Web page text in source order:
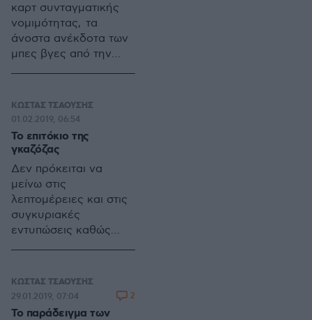
καρτ συνταγματικής
νομιμότητας, τα
άνοστα ανέκδοτα των
μπες βγες από την
βουλευτών για τις
γκαζόζες και τους
κουραμπιέδες
μπορούν σε πείσμα
της πραγματικής ζωής
να φτιάχνουν (ακόμη)
την πολυπόθητη
ατζέντα της
επικαιρότητας.
ΚΩΣΤΑΣ ΤΣΑΟΥΣΗΣ
Το επιτόκιο της
γκαζόζας
Δεν πρόκειται να
μείνω στις
λεπτομέρειες και στις
συγκυριακές
εντυπώσεις καθώς
μέλλοντος μας.
01.02.2019, 06:54
ΚΩΣΤΑΣ ΤΣΑΟΥΣΗΣ
Το παράδειγμα των
29.01.2019, 07:04 2